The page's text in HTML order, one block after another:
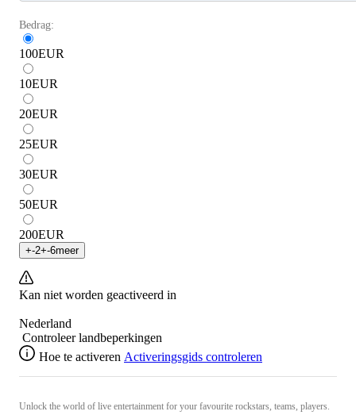
Bedrag:
100EUR
10EUR
20EUR
25EUR
30EUR
50EUR
200EUR
+-2+-6meer
Kan niet worden geactiveerd in
Nederland
Controleer landbeperkingen
Hoe te activeren Activeringsgids controleren
Unlock the world of live entertainment for your favourite rockstars, teams, players.